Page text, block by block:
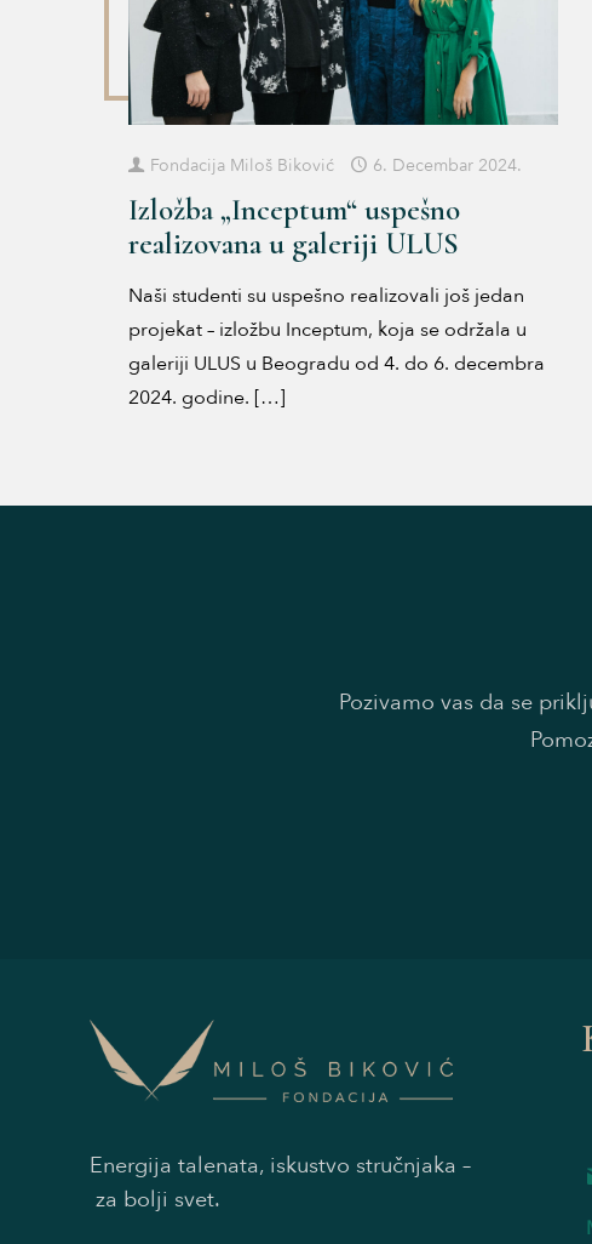
Fondacija Miloš Biković 6. Decembar 2024.
Izložba „Inceptum“ uspešno
realizovana u galeriji ULUS
Naši studenti su uspešno realizovali još jedan
projekat – izložbu Inceptum, koja se održala u
galeriji ULUS u Beogradu od 4. do 6. decembra
2024. godine. […]
Pozivamo vas da se
Energija talenata, iskustvo stručnjaka –
za bolji svet.